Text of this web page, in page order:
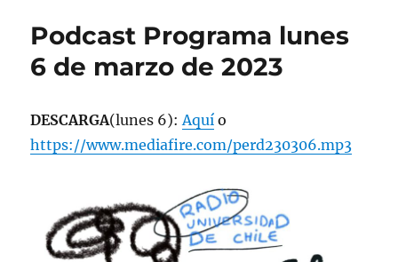
#2,
12
de
2024
Podcast Programa lunes
6 de marzo de 2023
DESCARGA(lunes 6):Aquí o
https://www.mediafire.com/perd230306.mp3